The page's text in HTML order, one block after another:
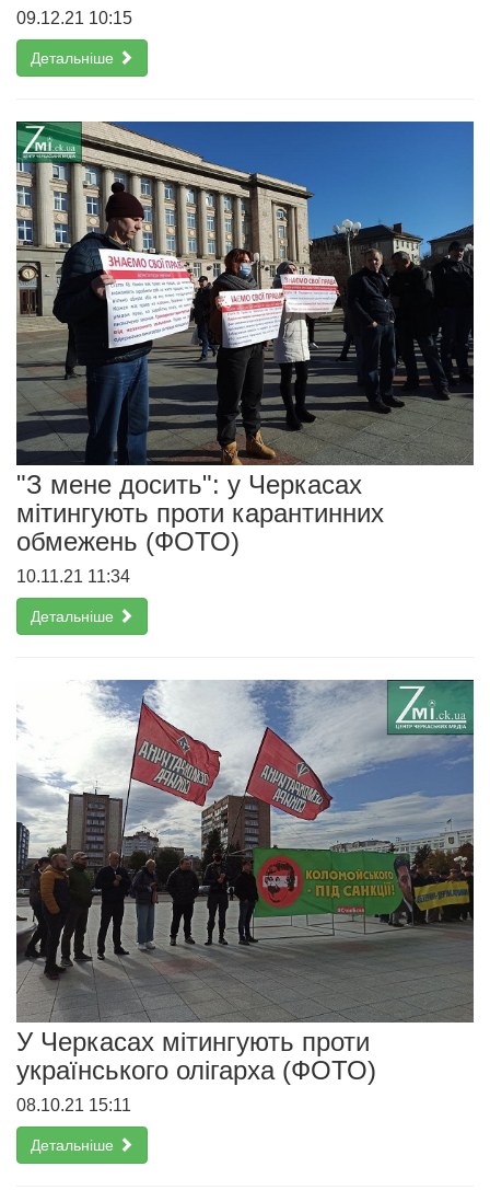
09.12.21 10:15
Детальніше
"З мене досить": у Черкасах
мітингують проти карантинних
обмежень (ФОТО)
10.11.21 11:34
Детальніше
У Черкасах мітингують проти
українського олігарха (ФОТО)
08.10.21 15:11
Детальніше